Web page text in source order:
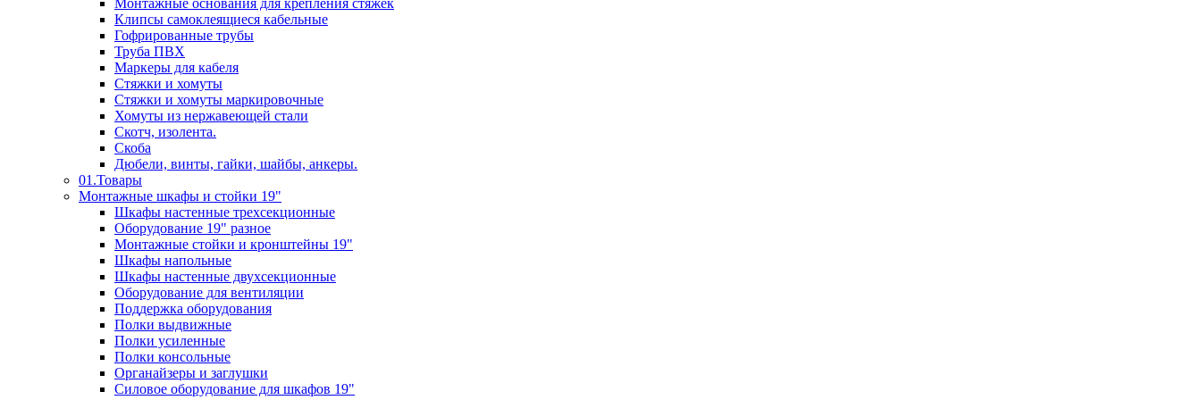
Монтажные основания для крепления стяжек
Клипсы самоклеящиеся кабельные
Гофрированные трубы
Труба ПВХ
Маркеры для кабеля
Стяжки и хомуты
Стяжки и хомуты маркировочные
Хомуты из нержавеющей стали
Скотч, изолента.
Скоба
Дюбели, винты, гайки, шайбы, анкеры.
01.Товары
Монтажные шкафы и стойки 19"
Шкафы настенные трехсекционные
Оборудование 19" разное
Монтажные стойки и кронштейны 19"
Шкафы напольные
Шкафы настенные двухсекционные
Оборудование для вентиляции
Поддержка оборудования
Полки выдвижные
Полки усиленные
Полки консольные
Органайзеры и заглушки
Силовое оборудование для шкафов 19"